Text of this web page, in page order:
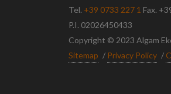
Tel. +39 0733 227 1 Fax.
P.I. 02026450433
Copyright © 2023 Algam
Sitemap / Privacy Policy /